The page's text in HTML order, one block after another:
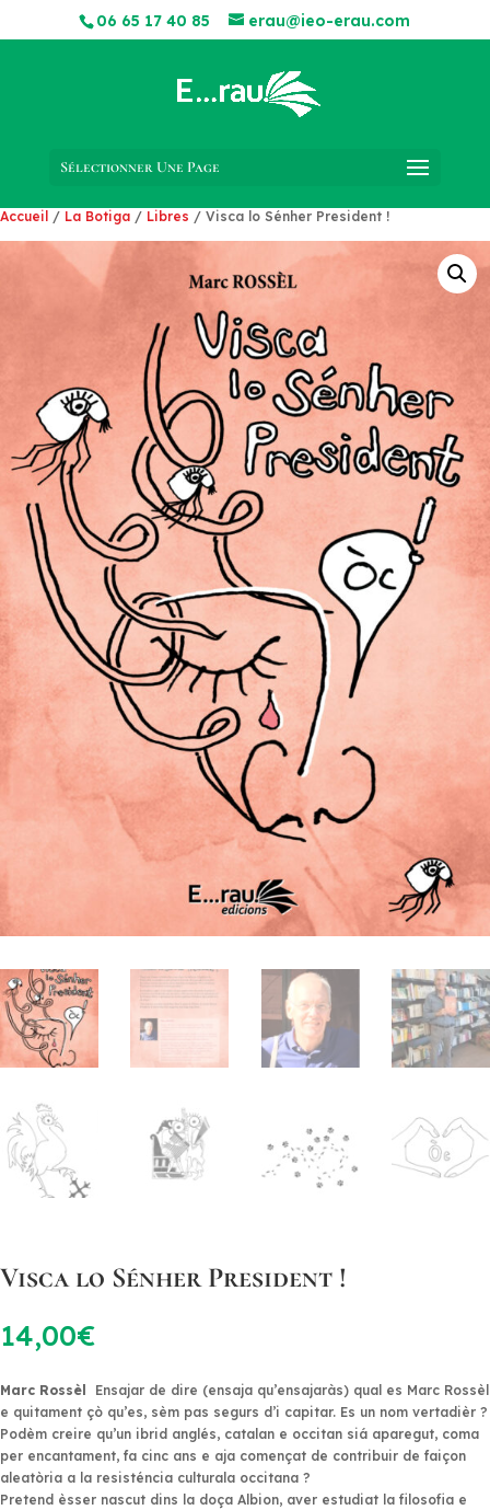
06 65 17 40 85 erau@ieo-erau.com
Sélectionner Une Page
Accueil / La Botiga / Libres / Visca lo Sénher President !
Visca lo Sénher President !
14,00€
Marc Rossèl
Ensajar de dire (ensaja qu’ensajaràs) qual es Marc Rossèl
e quitament çò qu’es, sèm pas segurs d’i capitar. Es un nom vertadièr ?
Podèm creire qu’un ibrid anglés, catalan e occitan siá aparegut, coma
per encantament, fa cinc ans e aja començat de contribuir de faiçon
aleatòria a la resisténcia culturala occitana ?
Pretend èsser nascut dins la doça Albion, aver estudiat la filosofia e